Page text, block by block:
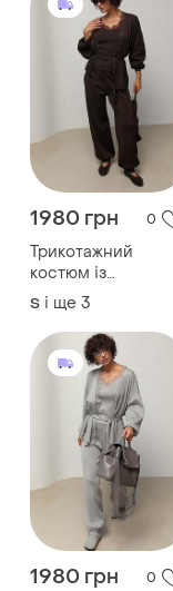
1980 грн 0
Трикотажний
костюм із
кардиганом, топом
та штанами
S і ще 3
1980 грн 0